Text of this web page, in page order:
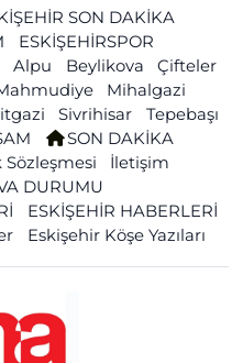
SON DAKİKA
ESKİŞEHİRSPOR
Alpu Beylikova
Çifteler
Mihalgazi
Sivrihisar
Tepebaşı
SON DAKİKA
Sözleşmesi
İletişim
DURUMU
ESKİŞEHİR HABERLERİ
Eskişehir Köşe Yazıları